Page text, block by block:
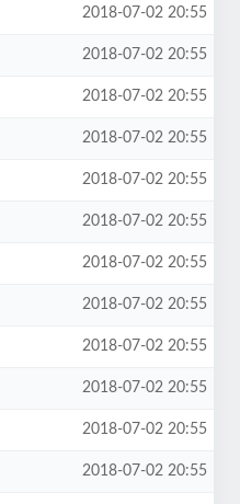
2018-07-02 20:55
2018-07-02 20:55
2018-07-02 20:55
2018-07-02 20:55
2018-07-02 20:55
2018-07-02 20:55
2018-07-02 20:55
2018-07-02 20:55
2018-07-02 20:55
2018-07-02 20:55
2018-07-02 20:55
2018-07-02 20:55